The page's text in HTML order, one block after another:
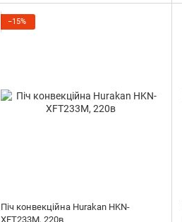
−15%
Піч конвекційна Hurakan HKN-
XFT233M, 220в